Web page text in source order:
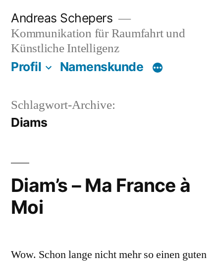
Inhalt
springen
Andreas Schepers
Kommunikation für Raumfahrt und
Künstliche Intelligenz
Profil Namenskunde
Schlagwort-Archive:
Diams
Diam’s – Ma France à
Moi
Wow. Schon lange nicht mehr so einen guten